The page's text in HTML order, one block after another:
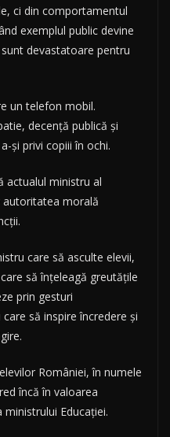
ci din comportamentul
exemplul public devine
devastatoare pentru
un telefon mobil.
decență publică și
și privi copiii în ochi.
actualul ministru al
autoritatea morală
care să asculte elevii,
să înțeleagă greutățile
prin gesturi
să inspire încredere și
României, în numele
încă în valoarea
Educației.